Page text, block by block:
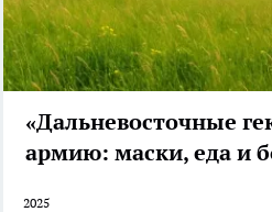
«Дальневосточные
армию: маски, еда и
2025